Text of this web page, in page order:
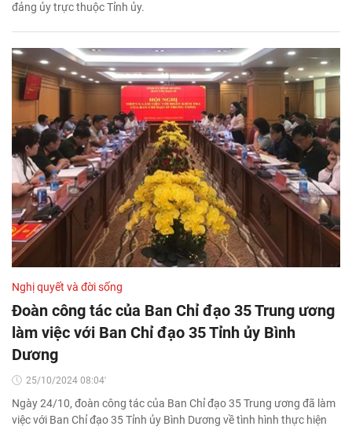
đảng ủy trực thuộc Tỉnh ủy.
Nghị quyết và đời sống
Đoàn công tác của Ban Chỉ đạo 35 Trung ương
làm việc với Ban Chỉ đạo 35 Tỉnh ủy Bình
Dương
25/10/2024 08:04'
Ngày 24/10, đoàn công tác của Ban Chỉ đạo 35 Trung ương đã làm
việc với Ban Chỉ đạo 35 Tỉnh ủy Bình Dương về tình hình thực hiện